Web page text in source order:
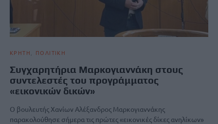
ΚΡΗΤΗ ΠΟΛΙΤΙΚΗ
Συγχαρητήρια Μαρκογιαννάκη στους
συντελεστές του προγράμματος
«εικονικών δικών»
Ο βουλευτής Χανίων Αλέξανδρος Μαρκογιαννάκης
παρακολούθησε σήμερα τις πρώτες «εικονικές δίκες ανηλίκων»